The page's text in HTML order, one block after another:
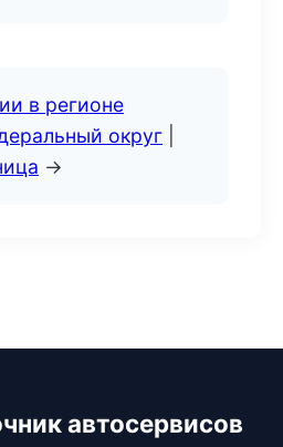
в регионе
округ
→
автосервисов